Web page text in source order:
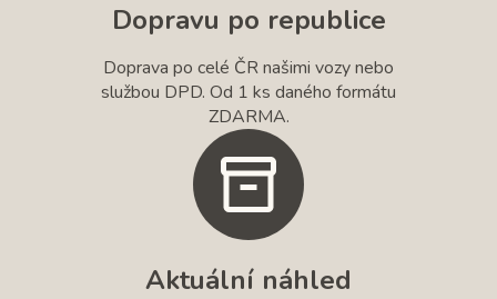
Dopravu po republice
Doprava po celé ČR našimi vozy nebo
službou DPD. Od 1 ks daného formátu
ZDARMA.
Aktuální náhled